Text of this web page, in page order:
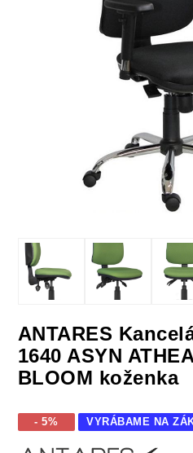
ANTARES
1640 ASYN
BLOOM koženka
- 5% VYRÁBAME NA